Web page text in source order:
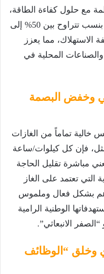
مع حلول كفاءة الطاقة،
تنخفض قيمة فواتير الاستهلاك بنسب تتراوح بين 50% إلى
الاستهلاك، مما يعزز
والصناعات المحلية في
وخفض البصمة
خالية تماماً من الغازات
فإن كل كيلوات/ساعة
مباشرة تقليل الحاجة
التي تعتمد على الغاز
بشكل فعال وملموس
الوطنية الرامية
الانبعاثي”.
وخلق “الوظائف